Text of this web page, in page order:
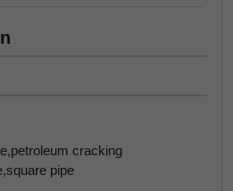
cracking
pipe